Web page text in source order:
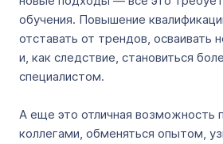
обучения. Повышение
отставать от трендов, осваивать
и, как следствие, становиться
специалистом.
А еще это отличная возможность
коллегами, обменяться опытом,